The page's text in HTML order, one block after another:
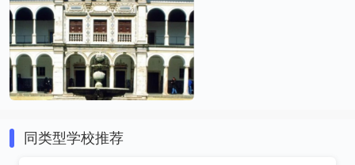
地质学 机械工程
同类型学校推荐